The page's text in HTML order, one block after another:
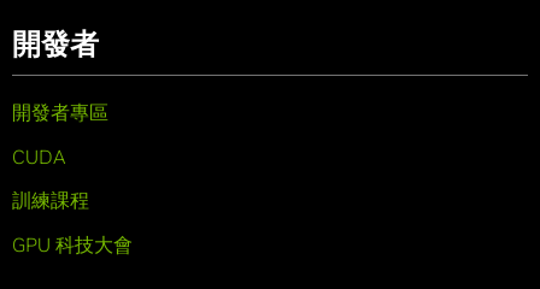
開發者
開發者專區
CUDA
訓練課程
GPU 科技大會